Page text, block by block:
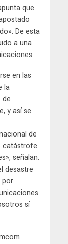
que
De esta
a una
en las
la
y así se
de
catástrofe
señalan.
desastre
por
sí